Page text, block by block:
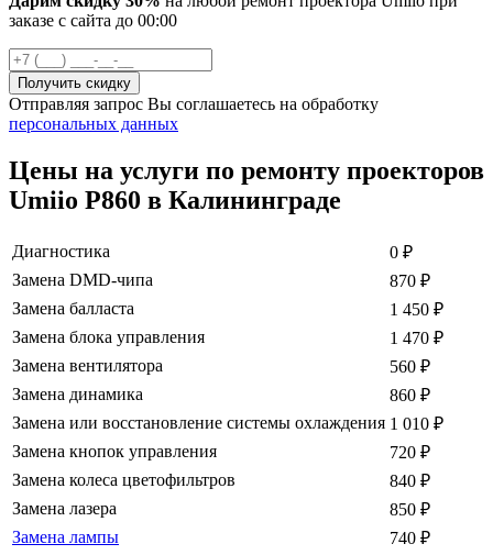
заказе с сайта до 00:00
Отправляя запрос Вы соглашаетесь на обработку
персональных данных
Цены на услуги по ремонту проекторов
Umiio P860 в Калининграде
Диагностика 0 ₽
Замена DMD-чипа
870 ₽
Замена балласта
1 450 ₽
Замена блока управления
1 470 ₽
Замена вентилятора
560 ₽
Замена динамика
860 ₽
Замена или восстановление системы охлаждения 1 010 ₽
Замена кнопок управления
720 ₽
Замена колеса цветофильтров
840 ₽
Замена лазера
850 ₽
Замена лампы
740 ₽